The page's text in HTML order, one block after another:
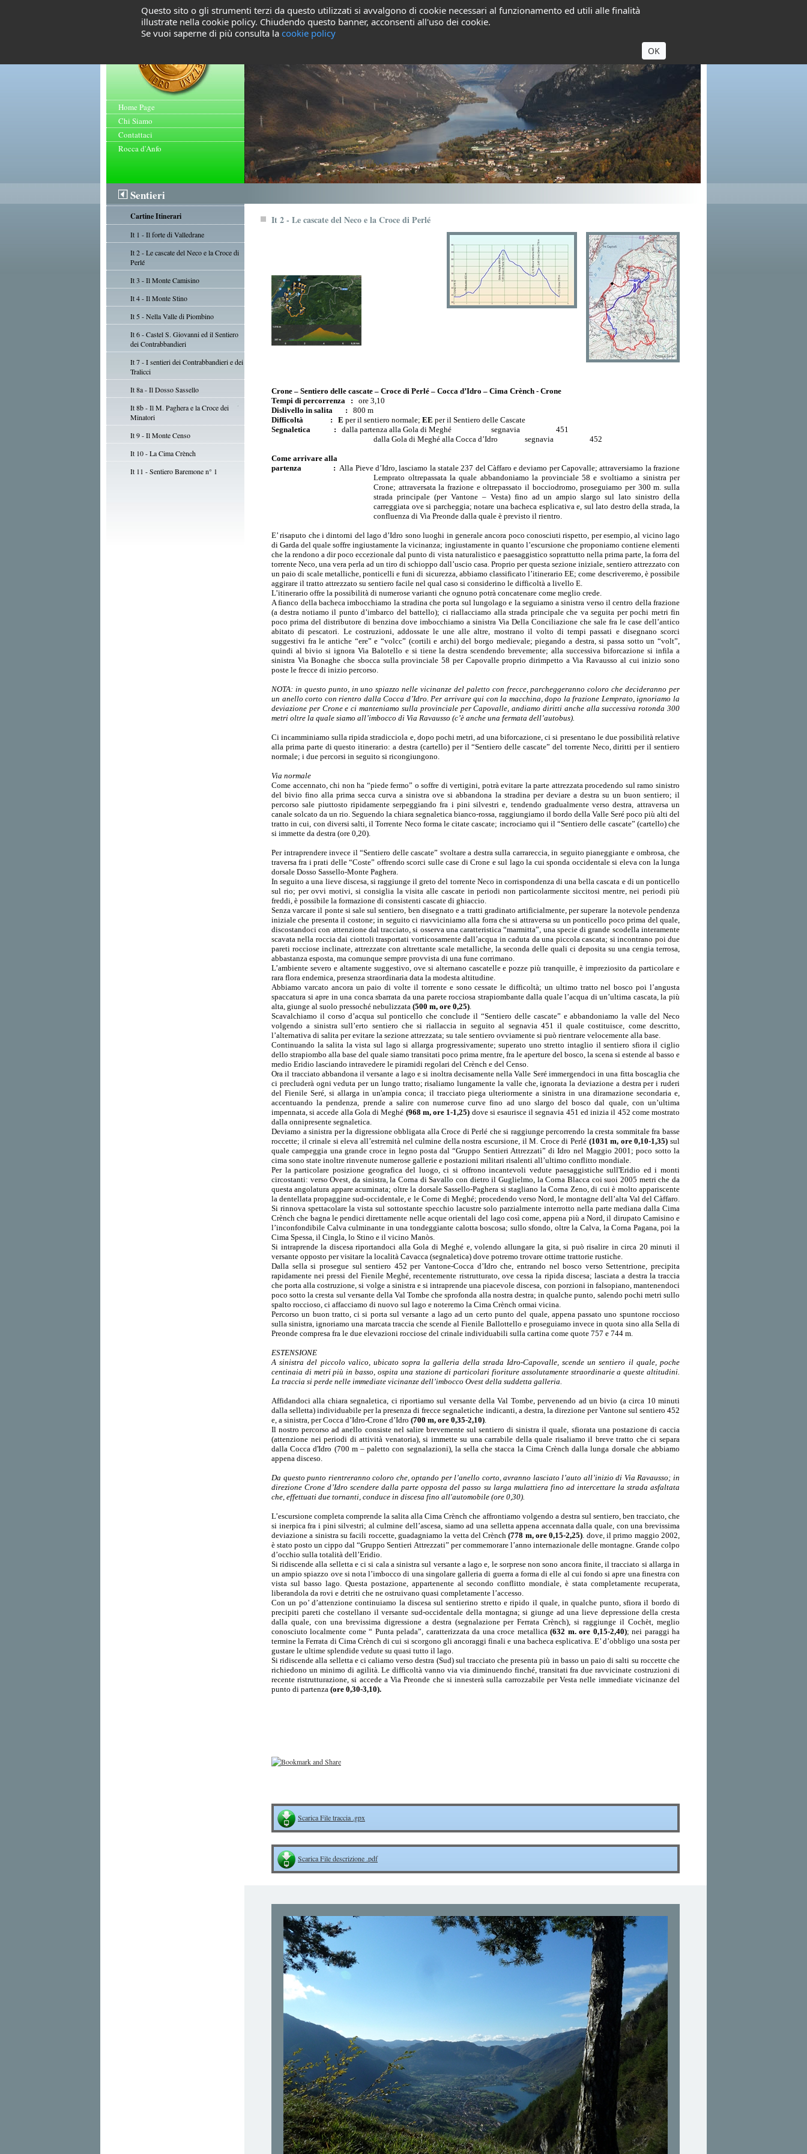
Home Page
Chi Siamo
Contattaci
Rocca d'Anfo
Sentieri
Cartine Itinerari
It 1 - Il forte di Valledrane
It 2 - Le cascate del Neco e la Croce di
Perlé
It 3 - Il Monte Camisino
It 4 - Il Monte Stino
It 5 - Nella Valle di Piombino
It 6 - Castel S. Giovanni ed il Sentiero
dei Contrabbandieri
It 7 - I sentieri dei Contrabbandieri e dei
Tralicci
It 8a - Il Dosso Sassello
It 8b - Il M. Paghera e la Croce dei
Minatori
It 9 - Il Monte Censo
It 10 - La Cima Crènch
It 11 - Sentiero Baremone n° 1
It 2 - Le cascate del Neco e la Croce di Perlé
Crone – Sentiero delle cascate – Croce di Perlé – Cocca d’Idro – Cima Crènch - Crone
Tempi di percorrenza
:
ore 3,10
Dislivello in salita
:
800 m
Difficoltà
: E per il sentiero normale; EE per il Sentiero delle Cascate
Segnaletica
: dalla partenza alla Gola di Meghé segnavia
451
dalla Gola di Meghé alla Cocca d’Idro
segnavia 452
Come arrivare alla
partenza
: Alla Pieve d’Idro, lasciamo la statale 237 del Càffaro e deviamo per Capovalle; attraversiamo la frazione
Lemprato oltrepassata la quale abbandoniamo la provinciale 58 e svoltiamo a sinistra per
Crone; attraversata la frazione e oltrepassato il bocciodromo, proseguiamo per 300 m. sulla
strada principale (per Vantone – Vesta) fino ad un ampio slargo sul lato sinistro della
carreggiata ove si parcheggia; notare una bacheca esplicativa e, sul lato destro della strada, la
confluenza di Via Preonde dalla quale è previsto il rientro.
E’ risaputo che i dintorni del lago d’Idro sono luoghi in generale ancora poco conosciuti rispetto, per esempio, al vicino lago
di Garda del quale soffre ingiustamente la vicinanza; ingiustamente in quanto l’escursione che proponiamo contiene elementi
che la rendono a dir poco eccezionale dal punto di vista naturalistico e paesaggistico soprattutto nella prima parte, la forra del
torrente Neco, una vera perla ad un tiro di schioppo dall’uscio casa. Proprio per questa sezione iniziale, sentiero attrezzato con
un paio di scale metalliche, ponticelli e funi di sicurezza, abbiamo classificato l’itinerario EE; come descriveremo, è possibile
aggirare il tratto attrezzato su sentiero facile nel qual caso si considerino le difficoltà a livello E.
L’itinerario offre la possibilità di numerose varianti che ognuno potrà concatenare come meglio crede.
A fianco della bacheca imbocchiamo la stradina che porta sul lungolago e la seguiamo a sinistra verso il centro della frazione
(a destra notiamo il punto d’imbarco del battello); ci riallacciamo alla strada principale che va seguita per pochi metri fin
poco prima del distributore di benzina dove imbocchiamo a sinistra Via Della Conciliazione che sale fra le case dell’antico
abitato di pescatori. Le costruzioni, addossate le une alle altre, mostrano il volto di tempi passati e disegnano scorci
suggestivi fra le antiche “ere” e “volcc” (cortili e archi) del borgo medievale; piegando a destra, si passa sotto un “volt”,
quindi al bivio si ignora Via Balotello e si tiene la destra scendendo brevemente; alla successiva biforcazione si infila a
sinistra Via Bonaghe che sbocca sulla provinciale 58 per Capovalle proprio dirimpetto a Via Ravausso al cui inizio sono
poste le frecce di inizio percorso.
NOTA: in questo punto, in uno spiazzo nelle vicinanze del paletto con frecce, parcheggeranno coloro che decideranno per
un anello corto con rientro dalla Cocca d’Idro. Per arrivare qui con la macchina, dopo la frazione Lemprato, ignoriamo la
deviazione per Crone e ci manteniamo sulla provinciale per Capovalle, andiamo diritti anche alla successiva rotonda 300
metri oltre la quale siamo all’imbocco di Via Ravausso (c’è anche una fermata dell’autobus).
Ci incamminiamo sulla ripida stradicciola e, dopo pochi metri, ad una biforcazione, ci si presentano le due possibilità relative
alla prima parte di questo itinerario: a destra (cartello) per il “Sentiero delle cascate” del torrente Neco, diritti per il sentiero
normale; i due percorsi in seguito si ricongiungono.
Via normale
Come accennato, chi non ha “piede fermo” o soffre di vertigini, potrà evitare la parte attrezzata procedendo sul ramo sinistro
del bivio fino alla prima secca curva a sinistra ove si abbandona la stradina per deviare a destra su un buon sentiero; il
percorso sale piuttosto ripidamente serpeggiando fra i pini silvestri e, tendendo gradualmente verso destra, attraversa un
canale solcato da un rio. Seguendo la chiara segnaletica bianco-rossa, raggiungiamo il bordo della Valle Seré poco più alti del
tratto in cui, con diversi salti, il Torrente Neco forma le citate cascate; incrociamo qui il “Sentiero delle cascate” (cartello) che
si immette da destra (ore 0,20).
Per intraprendere invece il “Sentiero delle cascate” svoltare a destra sulla carrareccia, in seguito pianeggiante e ombrosa, che
traversa fra i prati delle “Coste” offrendo scorci sulle case di Crone e sul lago la cui sponda occidentale si eleva con la lunga
dorsale Dosso Sassello-Monte Paghera.
In seguito a una lieve discesa, si raggiunge il greto del torrente Neco in corrispondenza di una bella cascata e di un ponticello
sul rio; per ovvi motivi, si consiglia la visita alle cascate in periodi non particolarmente siccitosi mentre, nei periodi più
freddi, è possibile la formazione di consistenti cascate di ghiaccio.
Senza varcare il ponte si sale sul sentiero, ben disegnato e a tratti gradinato artificialmente, per superare la notevole pendenza
iniziale che presenta il costone; in seguito ci riavviciniamo alla forra che si attraversa su un ponticello poco prima del quale,
discostandoci con attenzione dal tracciato, si osserva una caratteristica “marmitta”, una specie di grande scodella interamente
scavata nella roccia dai ciottoli trasportati vorticosamente dall’acqua in caduta da una piccola cascata; si incontrano poi due
pareti rocciose inclinate, attrezzate con altrettante scale metalliche, la seconda delle quali ci deposita su una cengia terrosa,
abbastanza esposta, ma comunque sempre provvista di una fune corrimano.
L’ambiente severo e altamente suggestivo, ove si alternano cascatelle e pozze più tranquille, è impreziosito da particolare e
rara flora endemica, presenza straordinaria data la modesta altitudine.
Abbiamo varcato ancora un paio di volte il torrente e sono cessate le difficoltà; un ultimo tratto nel bosco poi l’angusta
spaccatura si apre in una conca sbarrata da una parete rocciosa strapiombante dalla quale l’acqua di un’ultima cascata, la più
alta, giunge al suolo pressoché nebulizzata (500 m, ore 0,25).
Scavalchiamo il corso d’acqua sul ponticello che conclude il “Sentiero delle cascate” e abbandoniamo la valle del Neco
volgendo a sinistra sull’erto sentiero che si riallaccia in seguito al segnavia 451 il quale costituisce, come descritto,
l’alternativa di salita per evitare la sezione attrezzata; su tale sentiero ovviamente si può rientrare velocemente alla base.
Continuando la salita la vista sul lago si allarga progressivamente; superato uno stretto intaglio il sentiero sfiora il ciglio
dello strapiombo alla base del quale siamo transitati poco prima mentre, fra le aperture del bosco, la scena si estende al basso e
medio Eridio lasciando intravedere le piramidi regolari del Crènch e del Censo.
Ora il tracciato abbandona il versante a lago e si inoltra decisamente nella Valle Seré immergendoci in una fitta boscaglia che
ci precluderà ogni veduta per un lungo tratto; risaliamo lungamente la valle che, ignorata la deviazione a destra per i ruderi
del Fienile Seré, si allarga in un'ampia conca; il tracciato piega ulteriormente a sinistra in una diramazione secondaria e,
accentuando la pendenza, prende a salire con numerose curve fino ad uno slargo del bosco dal quale, con un’ultima
impennata, si accede alla Gola di Meghé (968 m, ore 1-1,25) dove si esaurisce il segnavia 451 ed inizia il 452 come mostrato
dalla onnipresente segnaletica.
Deviamo a sinistra per la digressione obbligata alla Croce di Perlé che si raggiunge percorrendo la cresta sommitale fra basse
roccette; il crinale si eleva all’estremità nel culmine della nostra escursione, il M. Croce di Perlé (1031 m, ore 0,10-1,35) sul
quale campeggia una grande croce in legno posta dal “Gruppo Sentieri Attrezzati” di Idro nel Maggio 2001; poco sotto la
cima sono state inoltre rinvenute numerose gallerie e postazioni militari risalenti all’ultimo conflitto mondiale.
Per la particolare posizione geografica del luogo, ci si offrono incantevoli vedute paesaggistiche sull'Eridio ed i monti
circostanti: verso Ovest, da sinistra, la Corna di Savallo con dietro il Guglielmo, la Corna Blacca coi suoi 2005 metri che da
questa angolatura appare acuminata; oltre la dorsale Sassello-Paghera si stagliano la Corna Zeno, di cui è molto appariscente
la dentellata propaggine sud-occidentale, e le Corne di Meghé; procedendo verso Nord, le montagne dell’alta Val del Càffaro.
Si rinnova spettacolare la vista sul sottostante specchio lacustre solo parzialmente interrotto nella parte mediana dalla Cima
Crènch che bagna le pendici direttamente nelle acque orientali del lago così come, appena più a Nord, il dirupato Camisino e
l’inconfondibile Calva culminante in una tondeggiante calotta boscosa; sullo sfondo, oltre la Calva, la Corna Pagana, poi la
Cima Spessa, il Cingla, lo Stino e il vicino Manòs.
Si intraprende la discesa riportandoci alla Gola di Meghé e, volendo allungare la gita, si può risalire in circa 20 minuti il
versante opposto per visitare la località Cavacca (segnaletica) dove potremo trovare ottime trattorie rustiche.
Dalla sella si prosegue sul sentiero 452 per Vantone-Cocca d’Idro che, entrando nel bosco verso Settentrione, precipita
rapidamente nei pressi del Fienile Meghé, recentemente ristrutturato, ove cessa la ripida discesa; lasciata a destra la traccia
che porta alla costruzione, si volge a sinistra e si intraprende una piacevole discesa, con porzioni in falsopiano, mantenendoci
poco sotto la cresta sul versante della Val Tombe che sprofonda alla nostra destra; in qualche punto, salendo pochi metri sullo
spalto roccioso, ci affacciamo di nuovo sul lago e noteremo la Cima Crènch ormai vicina.
Percorso un buon tratto, ci si porta sul versante a lago ad un certo punto del quale, appena passato uno spuntone roccioso
sulla sinistra, ignoriamo una marcata traccia che scende al Fienile Ballottello e proseguiamo invece in quota sino alla Sella di
Preonde compresa fra le due elevazioni rocciose del crinale individuabili sulla cartina come quote 757 e 744 m.
ESTENSIONE
A sinistra del piccolo valico, ubicato sopra la galleria della strada Idro-Capovalle, scende un sentiero il quale, poche
centinaia di metri più in basso, ospita una stazione di particolari fioriture assolutamente straordinarie a queste altitudini.
La traccia si perde nelle immediate vicinanze dell’imbocco Ovest della suddetta galleria.
Affidandoci alla chiara segnaletica, ci riportiamo sul versante della Val Tombe, pervenendo ad un bivio (a circa 10 minuti
dalla selletta) individuabile per la presenza di frecce segnaletiche indicanti, a destra, la direzione per Vantone sul sentiero 452
e, a sinistra, per Cocca d’Idro-Crone d’Idro (700 m, ore 0,35-2,10).
Il nostro percorso ad anello consiste nel salire brevemente sul sentiero di sinistra il quale, sfiorata una postazione di caccia
(attenzione nei periodi di attività venatoria), si immette su una carrabile della quale risaliamo il breve tratto che ci separa
dalla Cocca d'Idro (700 m – paletto con segnalazioni), la sella che stacca la Cima Crènch dalla lunga dorsale che abbiamo
appena disceso.
Da questo punto rientreranno coloro che, optando per l’anello corto, avranno lasciato l’auto all’inizio di Via Ravausso; in
direzione Crone d’Idro scendere dalla parte opposta del passo su larga mulattiera fino ad intercettare la strada asfaltata
che, effettuati due tornanti, conduce in discesa fino all'automobile (ore 0,30).
L’escursione completa comprende la salita alla Cima Crènch che affrontiamo volgendo a destra sul sentiero, ben tracciato, che
si inerpica fra i pini silvestri; al culmine dell’ascesa, siamo ad una selletta appena accennata dalla quale, con una brevissima
deviazione a sinistra su facili roccette, guadagniamo la vetta del Crènch(778 m, ore 0,15-2,25). dove, il primo maggio 2002,
è stato posto un cippo dal “Gruppo Sentieri Attrezzati” per commemorare l’anno internazionale delle montagne. Grande colpo
d’occhio sulla totalità dell’Eridio.
Si ridiscende alla selletta e ci si cala a sinistra sul versante a lago e, le sorprese non sono ancora finite, il tracciato si allarga in
un ampio spiazzo ove si nota l’imbocco di una singolare galleria di guerra a forma di elle al cui fondo si apre una finestra con
vista sul basso lago. Questa postazione, appartenente al secondo conflitto mondiale, è stata completamente recuperata,
liberandola da rovi e detriti che ne ostruivano quasi completamente l’accesso.
Con un po’ d’attenzione continuiamo la discesa sul sentierino stretto e ripido il quale, in qualche punto, sfiora il bordo di
precipiti pareti che costellano il versante sud-occidentale della montagna; si giunge ad una lieve depressione della cresta
dalla quale, con una brevissima digressione a destra (segnalazione per Ferrata Crènch), si raggiunge il Cochèt, meglio
conosciuto localmente come “ Punta pelada”, caratterizzata da una croce metallica(632 m. ore 0,15-2,40); nei paraggi ha
termine la Ferrata di Cima Crènch di cui si scorgono gli ancoraggi finali e una bacheca esplicativa. E’ d’obbligo una sosta per
gustare le ultime splendide vedute su quasi tutto il lago.
Si ridiscende alla selletta e ci caliamo verso destra (Sud) sul tracciato che presenta più in basso un paio di salti su roccette che
richiedono un minimo di agilità. Le difficoltà vanno via via diminuendo finché, transitati fra due ravvicinate costruzioni di
recente ristrutturazione, si accede a Via Preonde che si innesterà sulla carrozzabile per Vesta nelle immediate vicinanze del
punto di partenza (ore 0,30-3,10).
Scarica File traccia .gpx
Scarica File descrizione .pdf
Questo sito o gli strumenti terzi da questo utilizzati si avvalgono di cookie necessari al funzionamento ed utili alle finalità
illustrate nella cookie policy. Chiudendo questo banner, acconsenti all'uso dei cookie.
Se vuoi saperne di più consulta lacookie policy
OK